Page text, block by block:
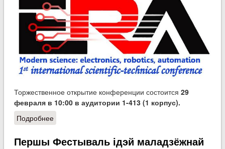
Торжественное открытие конференции состоится 29
февраля в 10:00 в аудитории 1-413 (1 корпус).
Подробнеео Первая Международная научно-техническая
конференция «E.R.A – Современная наука:
электроника, робототехника, автоматизация»
Першы Фестываль ідэй маладзёжнай